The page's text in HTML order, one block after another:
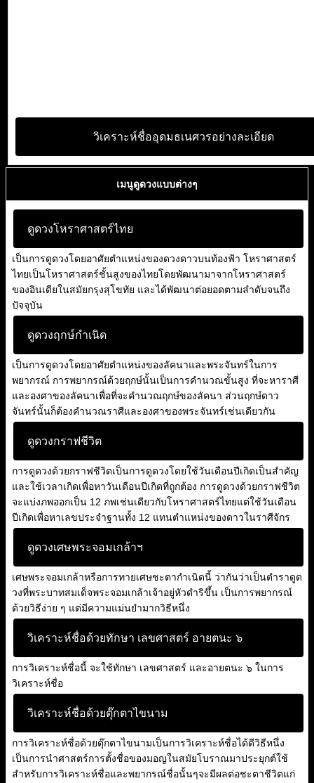
วิเคราะห์ชื่ออุดมธเนศวรอย่างละเอียด
เมนูดูดวงแบบต่างๆ
ดูดวงโหราศาสตร์ไทย
เป็นการดูดวงโดยอาศัยตำแหน่งของดวงดาวบนท้องฟ้า โหราศาสตร์
ไทยเป็นโหราศาสตร์ชั้นสูงของไทยโดยพัฒนามาจากโหราศาสตร์
ของอินเดียในสมัยกรุงสุโขทัย และได้พัฒนาต่อยอดตามลำดับจนถึง
ปัจจุบัน
ดูดวงฤกษ์กำเนิด
เป็นการดูดวงโดยอาศัยตำแหน่งของลัคนาและพระจันทร์ในการ
พยากรณ์ การพยากรณ์ด้วยฤกษ์นั้นเป็นการคำนวณขั้นสูง ที่จะหาราศี
และองศาของลัคนาเพื่อที่จะคำนวณฤกษ์ของลัคนา ส่วนฤกษ์ดาว
จันทร์นั้นก็ต้องคำนวณราศีและองศาของพระจันทร์เช่นเดียวกัน
ดูดวงกราฟชีวิต
การดูดวงด้วยกราฟชีวิตเป็นการดูดวงโดยใช้วันเดือนปีเกิดเป็นสำคัญ
และใช้เวลาเกิดเพื่อหาวันเดือนปีเกิดที่ถูกต้อง การดูดวงด้วยกราฟชีวิต
จะแบ่งภพออกเป็น 12 ภพเช่นเดียวกับโหราศาสตร์ไทยแต่ใช้วันเดือน
ปีเกิดเพื่อหาเลขประจำฐานทั้ง 12 แทนตำแหน่งของดาวในราศีจักร
ดูดวงเศษพระจอมเกล้าฯ
เศษพระจอมเกล้าหรือการทายเศษชะตากำเนิดนี้ ว่ากันว่าเป็นตำราดูด
วงที่พระบาทสมเด็จพระจอมเกล้าเจ้าอยู่หัวดำริขึ้น เป็นการพยากรณ์
ด้วยวิธีง่าย ๆ แต่มีความแม่นยำมากวิธีหนึ่ง
วิเคราะห์ชื่อด้วยทักษา เลขศาสตร์ อายตนะ ๖
การวิเคราะห์ชื่อนี้ จะใช้ทักษา เลขศาสตร์ และอายตนะ ๖ ในการ
วิเคราะห์ชื่อ
วิเคราะห์ชื่อด้วยตุ๊กตาไขนาม
การวิเคราะห์ชื่อด้วยตุ๊กตาไขนามเป็นการวิเคราะห์ชื่อได้ดีวิธีหนึ่ง
เป็นการนำศาสตร์การตั้งชื่อของมอญในสมัยโบราณมาประยุกต์ใช้
สำหรับการวิเคราะห์ชื่อและพยากรณ์ชื่อนั้นๆจะมีผลต่อชะตาชีวิตแก่